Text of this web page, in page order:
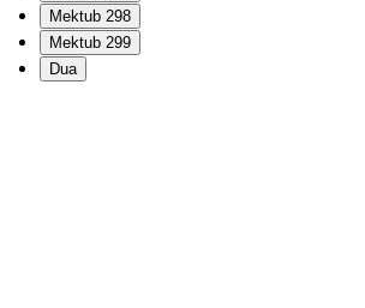
Mektub 298
Mektub 299
Dua